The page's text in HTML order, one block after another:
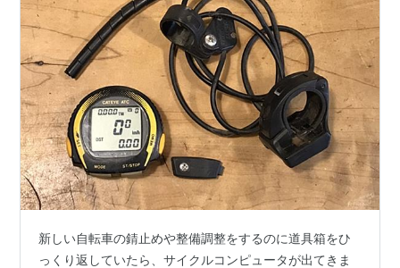
新しい自転車の錆止めや整備調整をするのに道具箱をひ
っくり返していたら、サイクルコンピュータが出てきま